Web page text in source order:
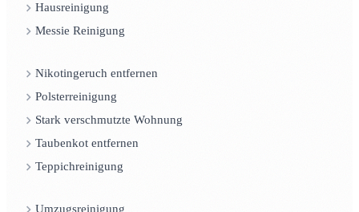
Hausreinigung
Messie Reinigung
Nikotingeruch entfernen
Polsterreinigung
Stark verschmutzte Wohnung
Taubenkot entfernen
Teppichreinigung
Umzugsreinigung